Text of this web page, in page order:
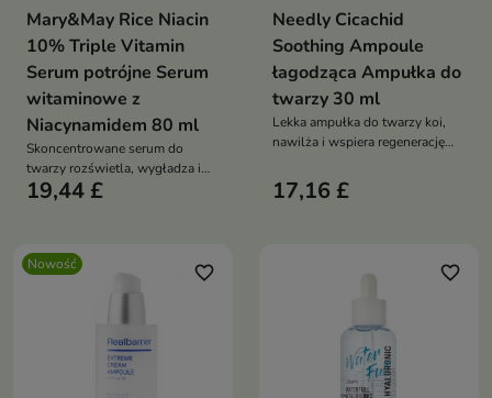
Mary&May Rice Niacin
10% Triple Vitamin
Serum potrójne Serum
witaminowe z
Niacynamidem 80 ml
Skoncentrowane serum do
twarzy rozświetla, wygładza i
wspiera wyrównanie kolorytu
ekstraktem z ryżu pomaga
19,44 £
Needly Cicachid
Soothing Ampoule
łagodząca Ampułka do
twarzy 30 ml
Lekka ampułka do twarzy koi,
nawilża i wspiera regenerację
podrażnionej. Formuła z wodą z
cyprysiku, pantenolem, betainą,
17,16 £
Nowość favorite_border favorite_border